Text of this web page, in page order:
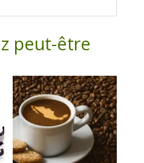
peut-être